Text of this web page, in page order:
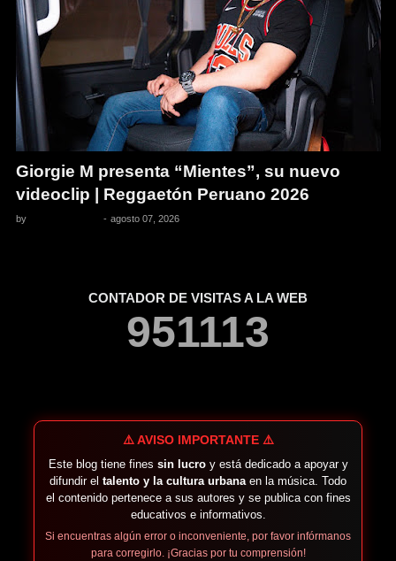
Giorgie M presenta “Mientes”, su nuevo
videoclip | Reggaetón Peruano 2026
by - agosto 07, 2026
CONTADOR DE VISITAS A LA WEB
951113
⚠️ AVISO IMPORTANTE ⚠️
Este blog tiene fines sin lucroy está dedicado a apoyar y
difundir el talento y la cultura urbanaen la música. Todo
el contenido pertenece a sus autores y se publica con fines
educativos e informativos.
Si encuentras algún error o inconveniente, por favor infórmanos
para corregirlo. ¡Gracias por tu comprensión!